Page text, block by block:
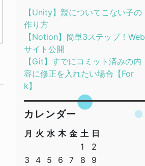
【Unity】親についてこない子の
作り方
【Notion】簡単3ステップ！Web
サイト公開
【Git】すでにコミット済みの内
容に修正を入れたい場合【For
k】
カレンダー
月 火 水 木 金 土 日
1
2
3
4 5 6 7 8
9